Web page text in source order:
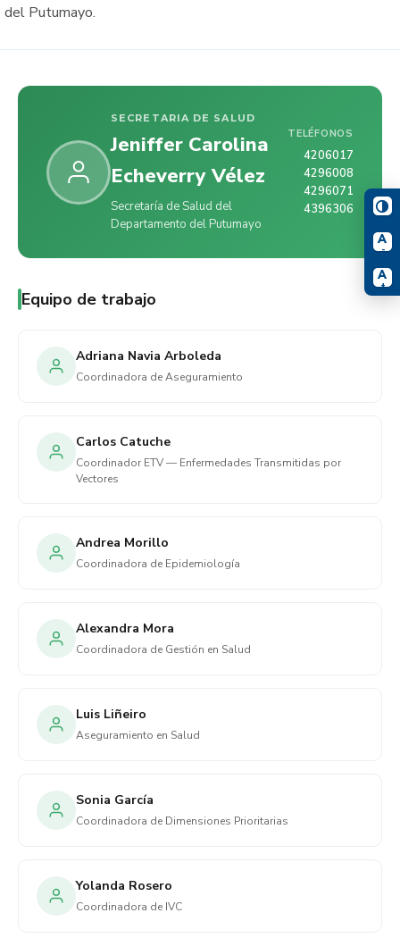
A
-
A
+
del Putumayo.
SECRETARIA DE SALUD
Jeniffer Carolina
Echeverry Vélez
Secretaría de Salud del
Departamento del Putumayo
TELÉFONOS
4206017
4296008
4296071
4396306
Equipo de trabajo
Adriana Navia Arboleda
Coordinadora de Aseguramiento
Carlos Catuche
Coordinador ETV — Enfermedades Transmitidas por
Vectores
Andrea Morillo
Coordinadora de Epidemiología
Alexandra Mora
Coordinadora de Gestión en Salud
Luis Liñeiro
Aseguramiento en Salud
Sonia García
Coordinadora de Dimensiones Prioritarias
Yolanda Rosero
Coordinadora de IVC